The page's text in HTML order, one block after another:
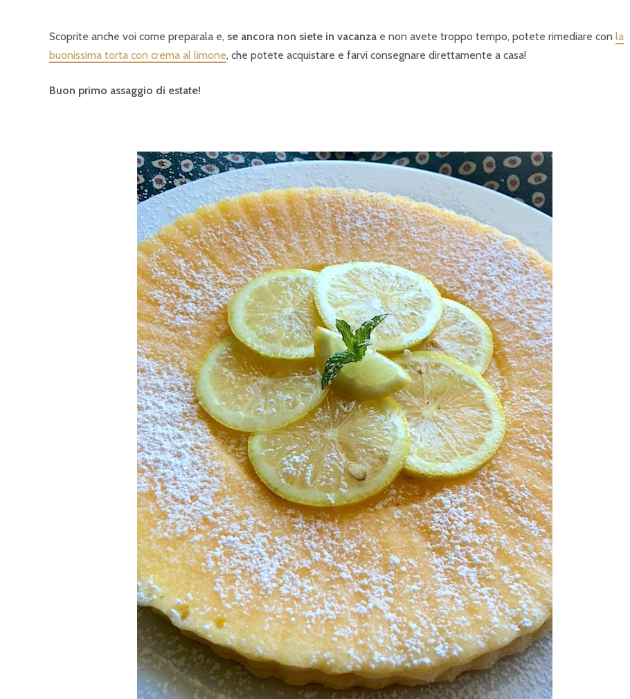
Scoprite anche voi come preparala e, se ancora non siete in vacanza e non avete troppo tempo, potete rimediare con la
buonissima torta con crema al limone, che potete acquistare e farvi consegnare direttamente a casa!
Buon primo assaggio di estate!